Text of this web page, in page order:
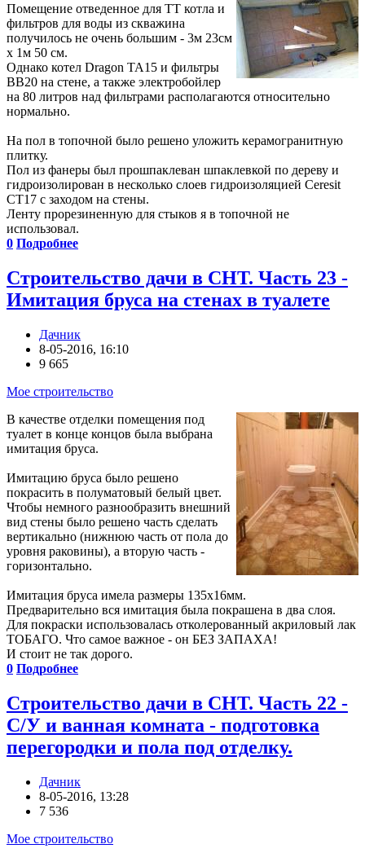
Помещение отведенное для ТТ котла и
фильтров для воды из скважина
получилось не очень большим - 3м 23см
х 1м 50 см.
Однако котел Dragon ТА15 и фильтры
BB20 на стене, а также электробойлер
на 80 литров над фильтрами располагаются относительно
нормально.
На пол в топочной было решено уложить керамогранитную
плитку.
Пол из фанеры был прошпаклеван шпаклевкой по дереву и
гидроизолирован в несколько слоев гидроизоляцией Ceresit
CT17 с заходом на стены.
Ленту прорезиненную для стыков я в топочной не
использовал.
0 Подробнее
Строительство дачи в СНТ. Часть 23 -
Имитация бруса на стенах в туалете
Дачник
8-05-2016, 16:10
9 665
Мое строительство
В качестве отделки помещения под
туалет в конце концов была выбрана
имитация бруса.
Имитацию бруса было решено
покрасить в полуматовый белый цвет.
Чтобы немного разнообразить внешний
вид стены было решено часть сделать
вертикально (нижнюю часть от пола до
уровня раковины), а вторую часть -
горизонтально.
Имитация бруса имела размеры 135х16мм.
Предварительно вся имитация была покрашена в два слоя.
Для покраски использовалась отколерованный акриловый лак
ТОБАГО. Что самое важное - он БЕЗ ЗАПАХА!
И стоит не так дорого.
0 Подробнее
Строительство дачи в СНТ. Часть 22 -
С/У и ванная комната - подготовка
перегородки и пола под отделку.
Дачник
8-05-2016, 13:28
7 536
Мое строительство